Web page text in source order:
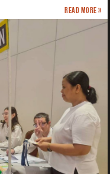
Read more »